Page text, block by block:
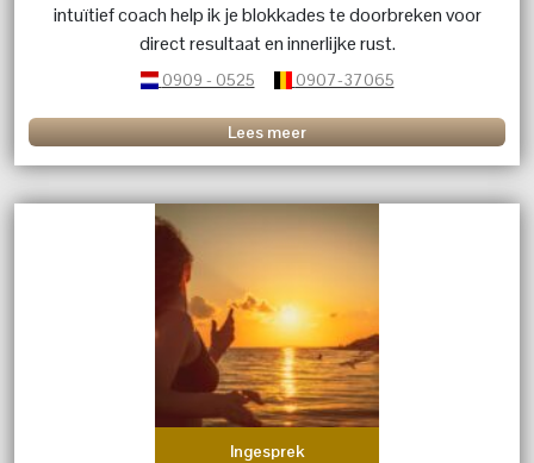
intuïtief coach help ik je blokkades te doorbreken voor
direct resultaat en innerlijke rust.
0909 - 0525 0907-37065
Lees meer
Ingesprek